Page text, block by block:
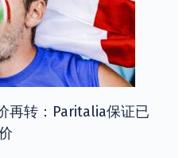
再转：Paritalia保证已